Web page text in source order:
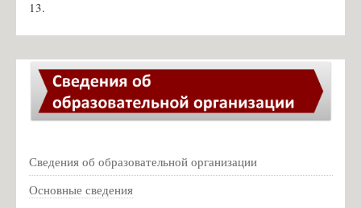
Про спорт: кубок губернатора
Музей
Деятельность музея
Мероприятия музея
Заочная викторина, посвященная Дню рождения В. Ф.
Сведения об образовательной организации
Основные сведения